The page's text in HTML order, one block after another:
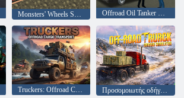
Offroad Oil Tanker Transporter Truck Simulator
Truckers: Offroad Cargo Transport Προσομοιωτής οδήγησης φορτηγών εκτός δρόμου